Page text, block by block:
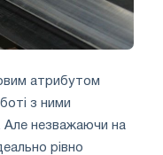
атрибутом
з ними
Але незважаючи на
рівно